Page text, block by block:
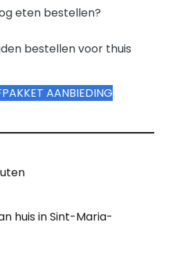
eten bestellen?
bestellen voor thuis
AANBIEDING
huis in Sint-Maria-